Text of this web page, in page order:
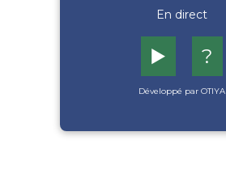
En direct
▶️ ?
Développé par OTIYA